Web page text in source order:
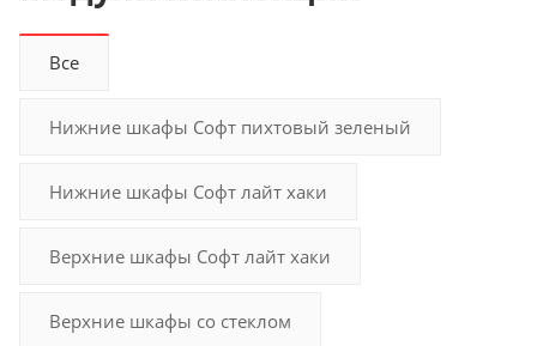
Все
Нижние шкафы Софт пихтовый зеленый
Нижние шкафы Софт лайт хаки
Верхние шкафы Софт лайт хаки
Верхние шкафы со стеклом